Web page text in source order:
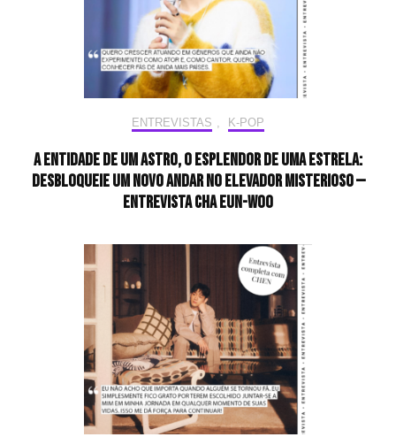
ENTREVISTAS , K-POP
A entidade de um astro, o esplendor de uma estrela:
desbloqueie um novo andar no elevador misterioso —
Entrevista CHA EUN-WOO